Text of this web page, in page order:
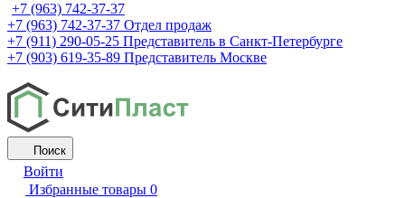
+7 (963) 742-37-37
+7 (963) 742-37-37 Отдел продаж
+7 (911) 290-05-25 Представитель в Санкт-Петербурге
+7 (903) 619-35-89 Представитель Москве
Поиск
Войти
Избранные товары 0